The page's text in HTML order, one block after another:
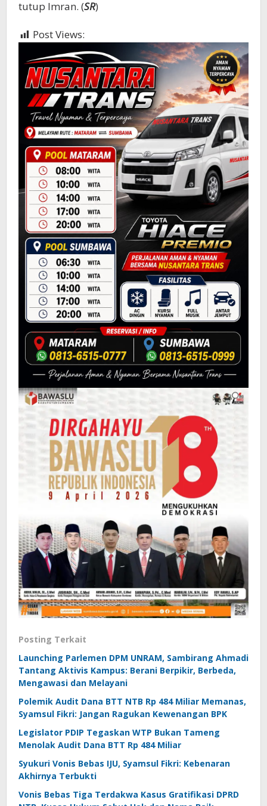
tutup Imran. (SR)
Post Views:
Posting Terkait
Launching Parlemen DPM UNRAM, Sambirang Ahmadi
Tantang Aktivis Kampus: Berani Berpikir, Berbeda,
Mengawasi dan Melayani
Polemik Audit Dana BTT NTB Rp 484 Miliar Memanas,
Syamsul Fikri: Jangan Ragukan Kewenangan BPK
Legislator PDIP Tegaskan WTP Bukan Tameng
Menolak Audit Dana BTT Rp 484 Miliar
Syukuri Vonis Bebas IJU, Syamsul Fikri: Kebenaran
Akhirnya Terbukti
Vonis Bebas Tiga Terdakwa Kasus Gratifikasi DPRD